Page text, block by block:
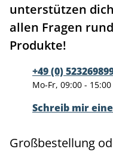
unterstützen
allen Fragen
Produkte!
+49 (0)
Mo-Fr, 09:00 -
Schreib mir
Großbestellung